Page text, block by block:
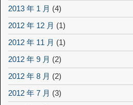
2013 年 1 月 (4)
2012 年 12 月 (1)
2012 年 11 月 (1)
2012 年 9 月 (2)
2012 年 8 月 (2)
2012 年 7 月 (3)